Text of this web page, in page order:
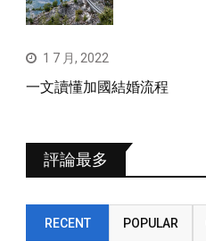
1 7 月, 2022
一文讀懂加國結婚流程
評論最多
RECENT POPULAR